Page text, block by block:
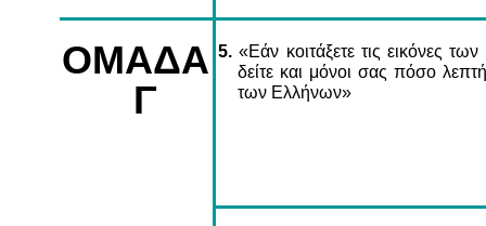
ΟΜΑΔΑ
Γ
5. «Εάν κοιτάξετε τις εικόνες
δείτε και μόνοι σας πόσο
των Eλλήνων»